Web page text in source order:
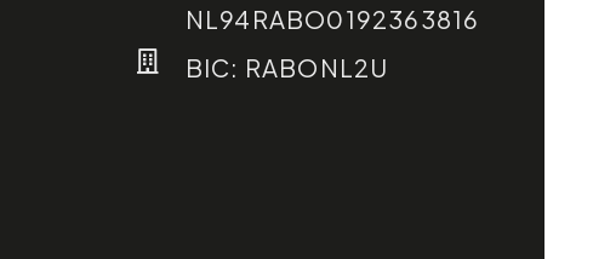
NL94RABO0192363816
BIC: RABONL2U